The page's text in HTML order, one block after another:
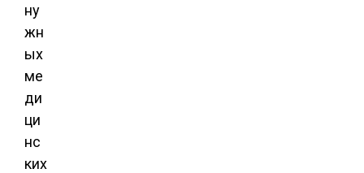
ну
жн
ых
ме
ди
ци
нс
ких